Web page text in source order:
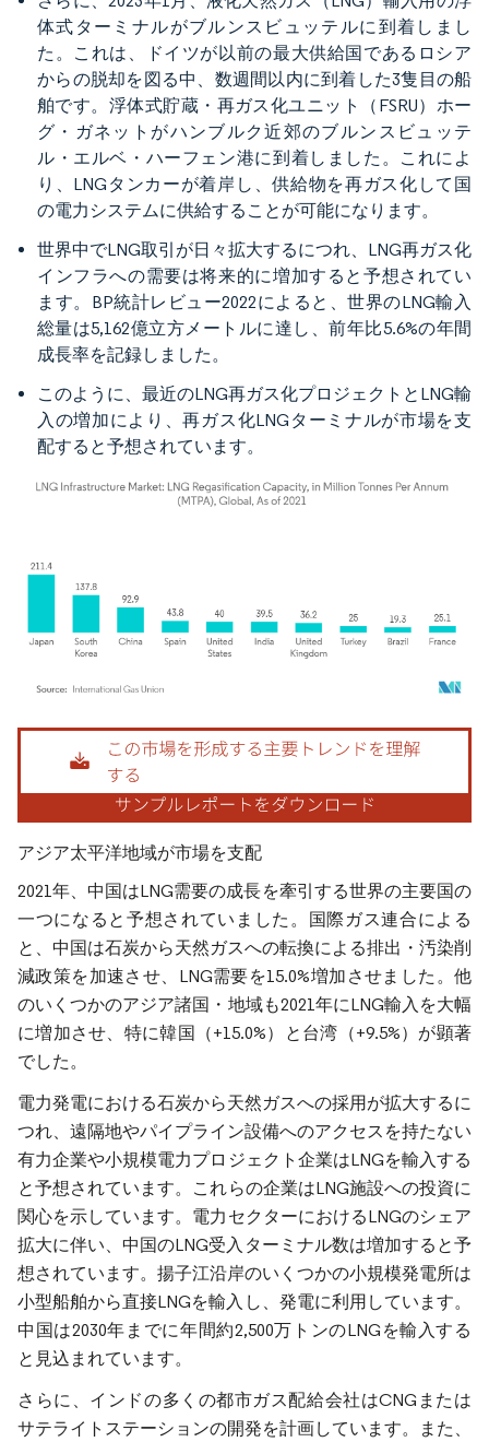
体式ターミナルがブルンスビュッテルに到着しまし
た。これは、ドイツが以前の最大供給国であるロシア
からの脱却を図る中、数週間以内に到着した3隻目の船
舶です。浮体式貯蔵・再ガス化ユニット（FSRU）ホー
グ・ガネットがハンブルク近郊のブルンスビュッテ
ル・エルベ・ハーフェン港に到着しました。これによ
り、LNGタンカーが着岸し、供給物を再ガス化して国
の電力システムに供給することが可能になります。
世界中でLNG取引が日々拡大するにつれ、LNG再ガス化
インフラへの需要は将来的に増加すると予想されてい
ます。BP統計レビュー2022によると、世界のLNG輸入
総量は5,162億立方メートルに達し、前年比5.6%の年間
成長率を記録しました。
このように、最近のLNG再ガス化プロジェクトとLNG輸
入の増加により、再ガス化LNGターミナルが市場を支
配すると予想されています。
画像 © Mordor Intelligence。再利用にはCC BY 4.0の表示が必要です。
アジア太平洋地域が市場を支配
2021年、中国はLNG需要の成長を牽引する世界の主要国の
一つになると予想されていました。国際ガス連合による
と、中国は石炭から天然ガスへの転換による排出・汚染削
減政策を加速させ、LNG需要を15.0%増加させました。他
のいくつかのアジア諸国・地域も2021年にLNG輸入を大幅
に増加させ、特に韓国（+15.0%）と台湾（+9.5%）が顕著
でした。
電力発電における石炭から天然ガスへの採用が拡大するに
つれ、遠隔地やパイプライン設備へのアクセスを持たない
有力企業や小規模電力プロジェクト企業はLNGを輸入する
と予想されています。これらの企業はLNG施設への投資に
関心を示しています。電力セクターにおけるLNGのシェア
拡大に伴い、中国のLNG受入ターミナル数は増加すると予
想されています。揚子江沿岸のいくつかの小規模発電所は
小型船舶から直接LNGを輸入し、発電に利用しています。
中国は2030年までに年間約2,500万トンのLNGを輸入する
と見込まれています。
さらに、インドの多くの都市ガス配給会社はCNGまたは
サテライトステーションの開発を計画しています。また、